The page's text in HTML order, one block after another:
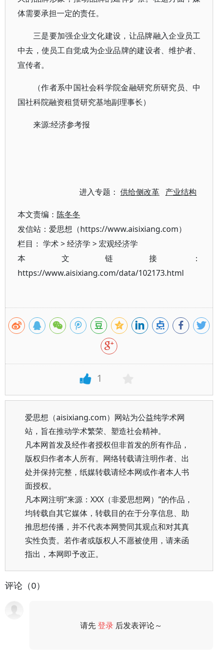
体需要承担一定的责任。
三是要加强企业文化建设，让品牌融入企业员工
中去，使员工自觉成为企业品牌的建设者、维护者、
宣传者。
（作者系中国社会科学院金融研究所研究员、中
国社科院融资租赁研究基地副理事长）
来源:经济参考报
进入专题：供给侧改革 产业结构
本文责编： 陈冬冬
发信站：爱思想（https://www.aisixiang.com）
栏目： 学术>经济学 >宏观经济学
本文链接：
https://www.aisixiang.com/data/102173.html
1
爱思想（aisixiang.com）网站为公益纯学术网
站，旨在推动学术繁荣、塑造社会精神。
凡本网首发及经作者授权但非首发的所有作品，
版权归作者本人所有。网络转载请注明作者、出
处并保持完整，纸媒转载请经本网或作者本人书
面授权。
凡本网注明“来源：XXX（非爱思想网）”的作品，
均转载自其它媒体，转载目的在于分享信息、助
推思想传播，并不代表本网赞同其观点和对其真
实性负责。若作者或版权人不愿被使用，请来函
指出，本网即予改正。
评论（0）
请先登录 后发表评论～